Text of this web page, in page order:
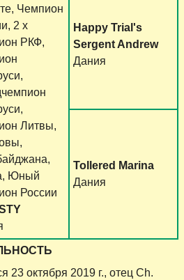
Чемпион
2 х
РКФ,
Литвы,
Юный
России
Happy Trial's
Sergent Andrew
Дания
Tollered Marina
Дания
23 октября 2019 г., отец Ch.